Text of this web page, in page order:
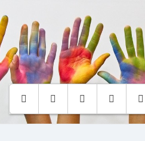
šola
Hruševec